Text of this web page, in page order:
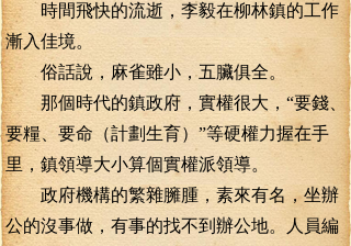
時間飛快的流逝，李毅在柳林鎮的工作
漸入佳境。
俗話說，麻雀雖小，五臟俱全。
那個時代的鎮政府，實權很大，“要錢、
要糧、要命（計劃生育）”等硬權力握在手
里，鎮領導大小算個實權派領導。
政府機構的繁雜臃腫，素來有名，坐辦
公的沒事做，有事的找不到辦公地。人員編